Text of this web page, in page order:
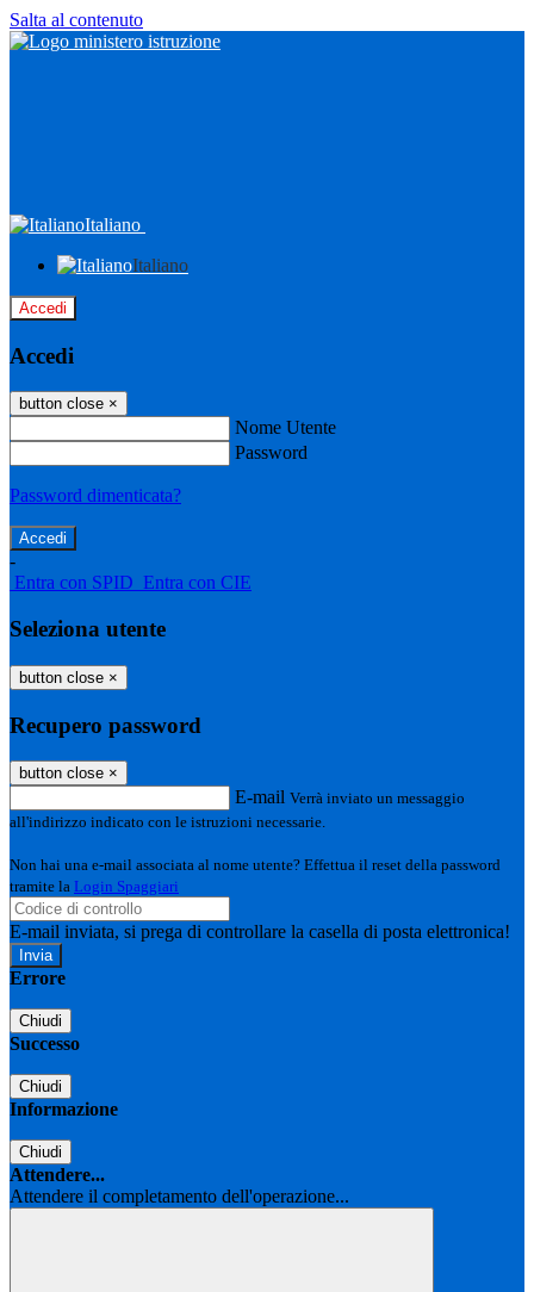
Salta al contenuto
Italiano
Italiano
Accedi
Accedi
button close ×
Nome Utente
Password
Password dimenticata?
-
Entra con SPID Entra con CIE
Seleziona utente
button close ×
Recupero password
button close ×
E-mail Verrà inviato un messaggio
all'indirizzo indicato con le istruzioni necessarie.
Non hai una e-mail associata al nome utente? Effettua il reset della password
tramite la Login Spaggiari
E-mail inviata, si prega di controllare la casella di posta elettronica!
Errore
Chiudi
Successo
Chiudi
Informazione
Chiudi
Attendere...
Attendere il completamento dell'operazione...